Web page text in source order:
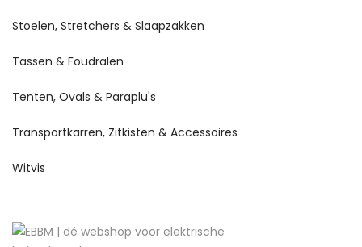
Stoelen, Stretchers & Slaapzakken
Tassen & Foudralen
Tenten, Ovals & Paraplu's
Transportkarren, Zitkisten & Accessoires
Witvis